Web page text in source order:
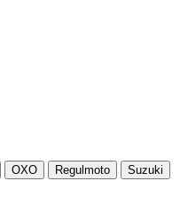
OXO Regulmoto
Suzuki